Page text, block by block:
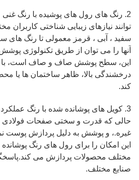
2. رنگ های رول های پوشیده با رنگ
توانند نیازهای زیبایی شناختی کاربران
سفید ، آبی ، قرمز معمولی تا رنگ های
آنها را می توان از طریق تکنولوژی
این، سطح پوشش صاف و صاف است،
درخشندگی بالا، ظاهر ساختمان ها یا
کند.
3. کویل های پوشانده شده با رنگ
حالی که قدرت و سختی صفحات فولادی
غیره.، و پوشش به دلیل پردازش پوست
این امکان را برای رول های رنگ
مختلف محصولات پردازش می
صنایع مختلف.